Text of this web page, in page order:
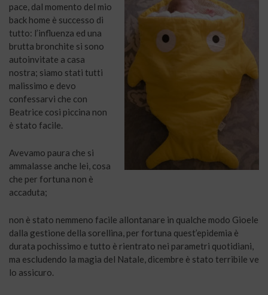
pace, dal momento del mio
back home è successo di
tutto: l’influenza ed una
brutta bronchite si sono
autoinvitate a casa
nostra; siamo stati tutti
malissimo e devo
confessarvi che con
Beatrice cosi piccina non
è stato facile.
Avevamo paura che si
ammalasse anche lei, cosa
che per fortuna non è
accaduta;
non è stato nemmeno facile allontanare in qualche modo Gioele
dalla gestione della sorellina, per fortuna quest’epidemia è
durata pochissimo e tutto è rientrato nei parametri quotidiani,
ma escludendo la magia del Natale, dicembre è stato terribile ve
lo assicuro.